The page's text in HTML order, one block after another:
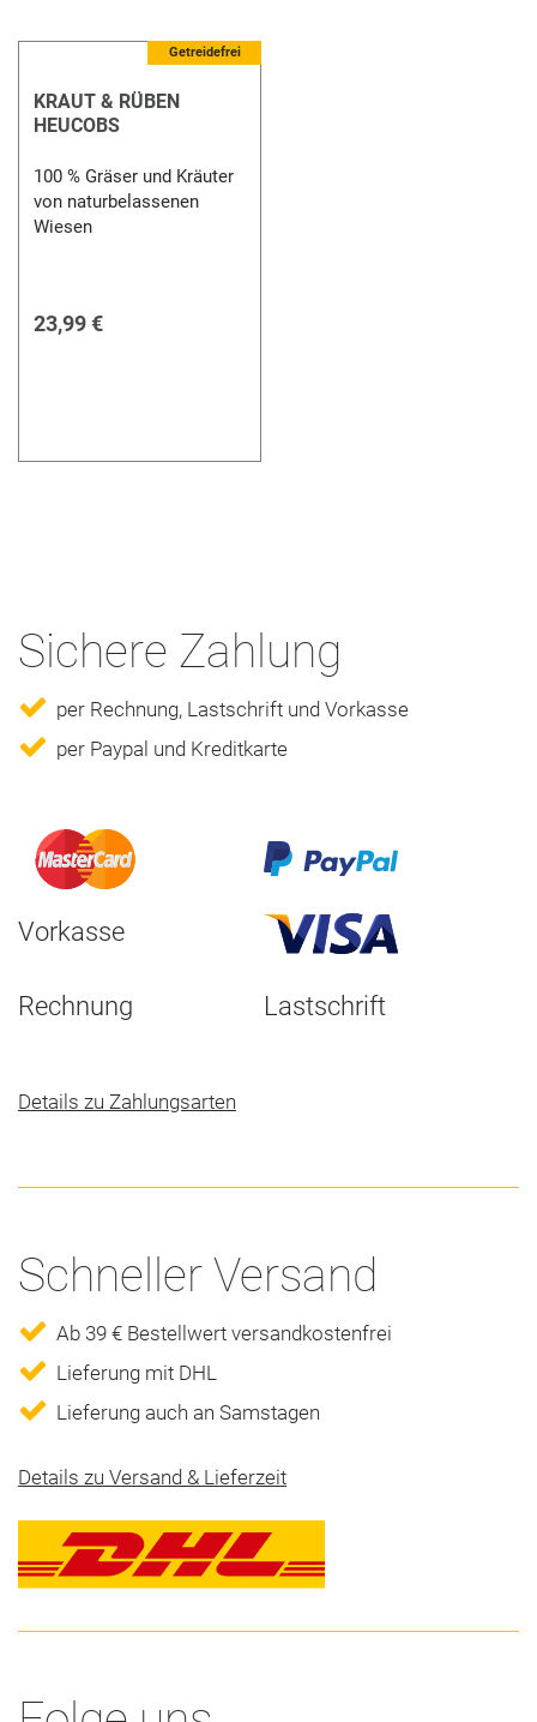
Getreidefrei
KRAUT & RÜBEN
HEUCOBS
100 % Gräser und Kräuter
von naturbelassenen
Wiesen
23,99 €
Sichere Zahlung
per Rechnung, Lastschrift und Vorkasse
per Paypal und Kreditkarte
Vorkasse
Rechnung Lastschrift
Details zu Zahlungsarten
Schneller Versand
Ab 39 € Bestellwert versandkostenfrei
Lieferung mit DHL
Lieferung auch an Samstagen
Details zu Versand & Lieferzeit